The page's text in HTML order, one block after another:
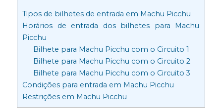
Tipos de bilhetes de entrada em Machu Picchu
Horários de entrada dos bilhetes para Machu
Picchu
Bilhete para Machu Picchu com o Circuito 1
Bilhete para Machu Picchu com o Circuito 2
Bilhete para Machu Picchu com o Circuito 3
Condições para entrada em Machu Picchu
Restrições em Machu Picchu